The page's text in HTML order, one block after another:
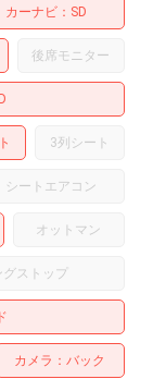
カーナビ SD
後席モニター
3列シート
シートエアコン
オットマン
ストップ
カメラ バック